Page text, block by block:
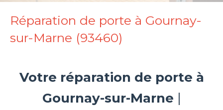
Réparation de porte à Gournay-
sur-Marne (93460)
Votre réparation de porte à
Gournay-sur-Marne |